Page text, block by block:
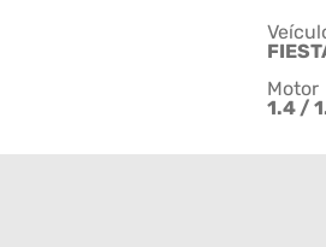
Motor
1.4 /